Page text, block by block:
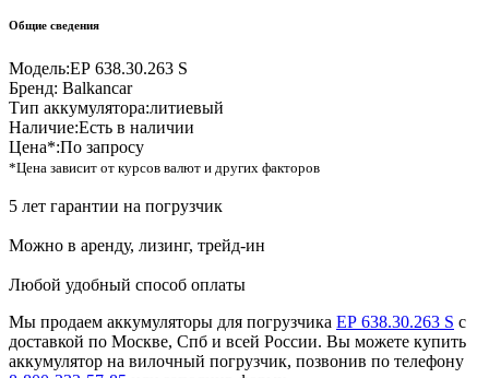
Общие сведения
Модель:ЕР 638.30.263 S
Бренд: Balkancar
Тип аккумулятора:литиевый
Наличие:Есть в наличии
Цена*:По запросу
*Цена зависит от курсов валют и других факторов
5 лет гарантии на погрузчик
Можно в аренду, лизинг, трейд-ин
Любой удобный способ оплаты
Мы продаем аккумуляторы для погрузчика ЕР 638.30.263 S с
доставкой по Москве, Спб и всей России. Вы можете купить
аккумулятор на вилочный погрузчик, позвонив по телефону